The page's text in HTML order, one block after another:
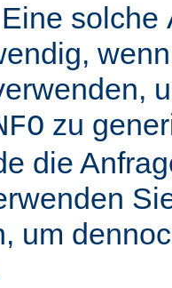
solche
zu
die
um